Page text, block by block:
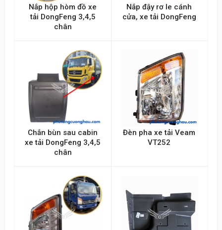
Nắp hộp hòm đồ xe
tải DongFeng 3,4,5
chân
Nắp đậy rơ le cánh
cửa, xe tải DongFeng
Chắn bùn sau cabin
xe tải DongFeng 3,4,5
chân
Đèn pha xe tải Veam
VT252